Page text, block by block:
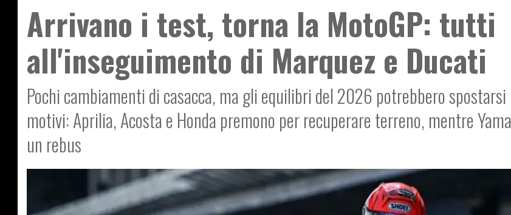
Arrivano i test, torna la MotoGP: tutti
all'inseguimento di Marquez e Ducati
Pochi cambiamenti di casacca, ma gli equilibri del 2026 potrebbero
motivi: Aprilia, Acosta e Honda premono per recuperare terreno, mentre
un rebus